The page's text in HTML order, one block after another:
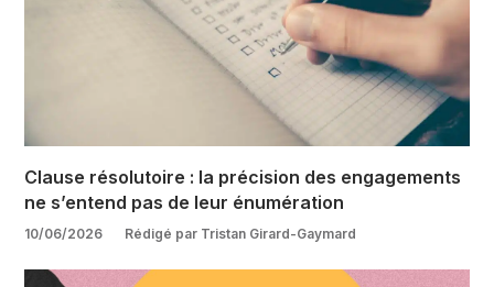
Clause résolutoire : la précision des engagements
ne s’entend pas de leur énumération
10/06/2026 Rédigé par Tristan Girard-Gaymard